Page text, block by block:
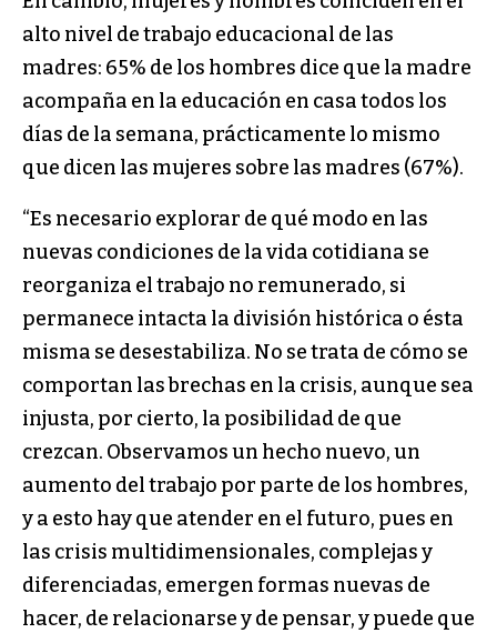
alto nivel de trabajo educacional de las
madres: 65% de los hombres dice que la madre
acompaña en la educación en casa todos los
días de la semana, prácticamente lo mismo
que dicen las mujeres sobre las madres (67%).
“Es necesario explorar de qué modo en las
nuevas condiciones de la vida cotidiana se
reorganiza el trabajo no remunerado, si
permanece intacta la división histórica o ésta
misma se desestabiliza. No se trata de cómo se
comportan las brechas en la crisis, aunque sea
injusta, por cierto, la posibilidad de que
crezcan. Observamos un hecho nuevo, un
aumento del trabajo por parte de los hombres,
y a esto hay que atender en el futuro, pues en
las crisis multidimensionales, complejas y
diferenciadas, emergen formas nuevas de
hacer, de relacionarse y de pensar, y puede que